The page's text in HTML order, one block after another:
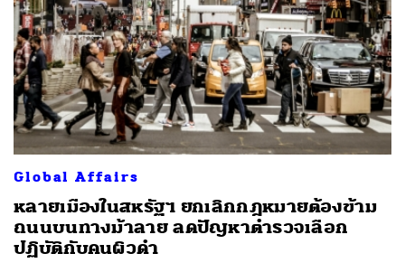
Global Affairs
หลายเมืองในสหรัฐฯ ยกเลิกกฎหมายต้องข้าม
ถนนบนทางม้าลาย ลดปัญหาตำรวจเลือก
ปฏิบัติกับคนผิวดำ
ค้นหา
SHARE TWEET LINE EMAIL